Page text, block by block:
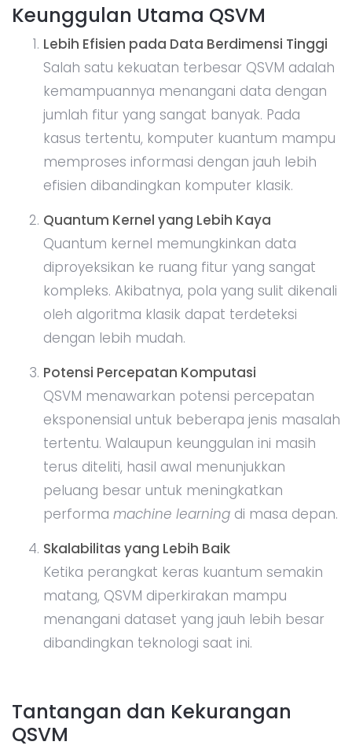
Keunggulan Utama QSVM
Lebih Efisien pada Data Berdimensi Tinggi
Salah satu kekuatan terbesar QSVM adalah
kemampuannya menangani data dengan
jumlah fitur yang sangat banyak. Pada
kasus tertentu, komputer kuantum mampu
memproses informasi dengan jauh lebih
efisien dibandingkan komputer klasik.
Quantum Kernel yang Lebih Kaya
Quantum kernel memungkinkan data
diproyeksikan ke ruang fitur yang sangat
kompleks. Akibatnya, pola yang sulit dikenali
oleh algoritma klasik dapat terdeteksi
dengan lebih mudah.
Potensi Percepatan Komputasi
QSVM menawarkan potensi percepatan
eksponensial untuk beberapa jenis masalah
tertentu. Walaupun keunggulan ini masih
terus diteliti, hasil awal menunjukkan
peluang besar untuk meningkatkan
performa machine learning di masa depan.
Skalabilitas yang Lebih Baik
Ketika perangkat keras kuantum semakin
matang, QSVM diperkirakan mampu
menangani dataset yang jauh lebih besar
dibandingkan teknologi saat ini.
Tantangan dan Kekurangan
QSVM